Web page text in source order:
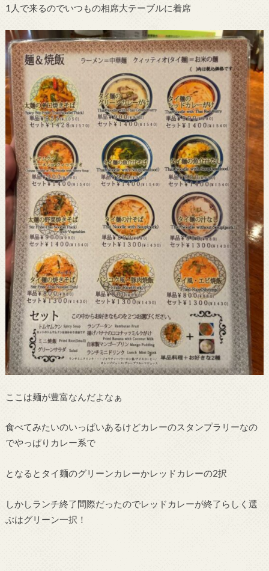
1人で来るのでいつもの相席大テーブルに着席
ここは麺が豊富なんだよなぁ
食べてみたいのいっぱいあるけどカレーのスタンプラリーなの
でやっぱりカレー系で
となるとタイ麺のグリーンカレーかレッドカレーの2択
しかしランチ終了間際だったのでレッドカレーが終了らしく選
ぶはグリーン一択！